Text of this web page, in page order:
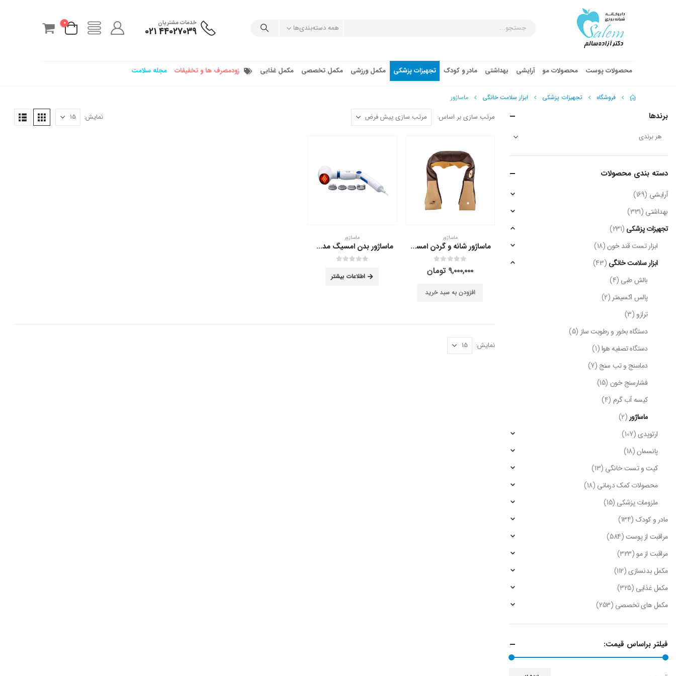
همه دسته‌بندی‌ها خدمات مشتریان
44027039 021
0
محصولات پوست محصولات مو آرایشی بهداشتی مادر و کودک تجهیزات پزشکی مکمل ورزشی مکمل تخصصی مکمل غذایی زودمصرف ها و تخفیفات مجله سلامت
فروشگاه تجهیزات پزشکی ابزار سلامت خانگی ماساژور
مرتب سازی بر اساس: نمایش:
ماساژور
ماساژور شانه و گردن امسیگ مدل ML105
۹,۰۰۰,۰۰۰ تومان
افزودن به سبد خرید
ماساژور
ماساژور بدن امسیگ مدل MG40 PLUS
اطلاعات بیشتر
نمایش:
برندها
دسته‌ بندی محصولات
آرایشی (169)
بهداشتی (331)
تجهیزات پزشکی (231)
ابزار تست قند خون(18)
ابزار سلامت خانگی (43)
بالش طبی (4)
پالس اکسیمتر (2)
ترازو (3)
دستگاه بخور و رطوبت ساز (5)
دستگاه تصفیه هوا(1)
دماسنج و تب سنج (7)
فشارسنج خون (15)
کیسه آب گرم (4)
ماساژور (2)
ارتوپدی(107)
پانسمان(18)
کیت و تست خانگی (13)
محصولات کمک درمانی (18)
ملزومات پزشکی (15)
مادر و کودک (134)
مراقبت از پوست(584)
مراقبت از مو(323)
مکمل بدنسازی(112)
مکمل غذایی (325)
مکمل های تخصصی (253)
فیلتر براساس قیمت: